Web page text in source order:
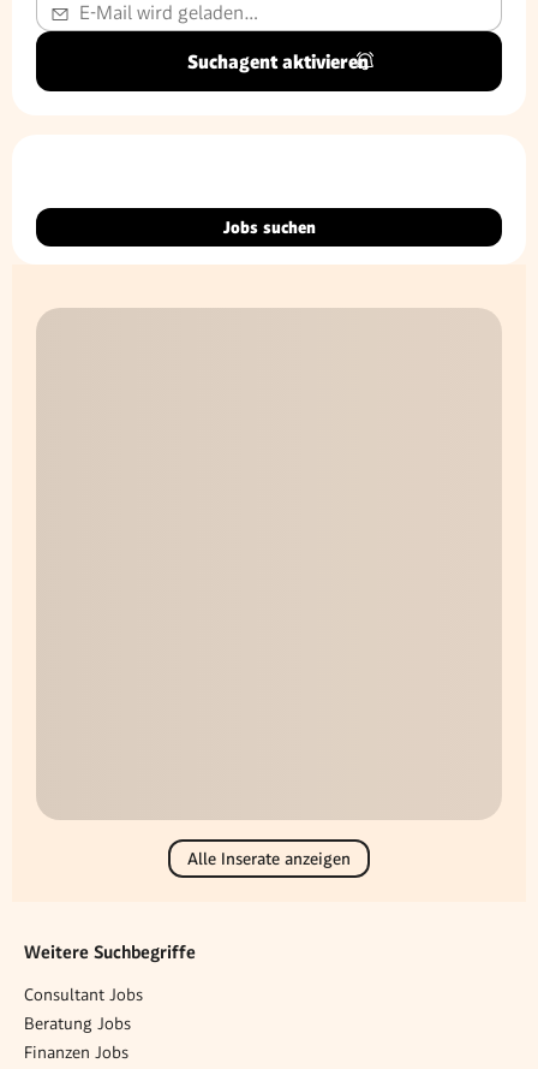
Suchagent aktivieren
Jobs suchen
Alle Inserate anzeigen
Weitere Suchbegriffe
Consultant Jobs
Beratung Jobs
Finanzen Jobs